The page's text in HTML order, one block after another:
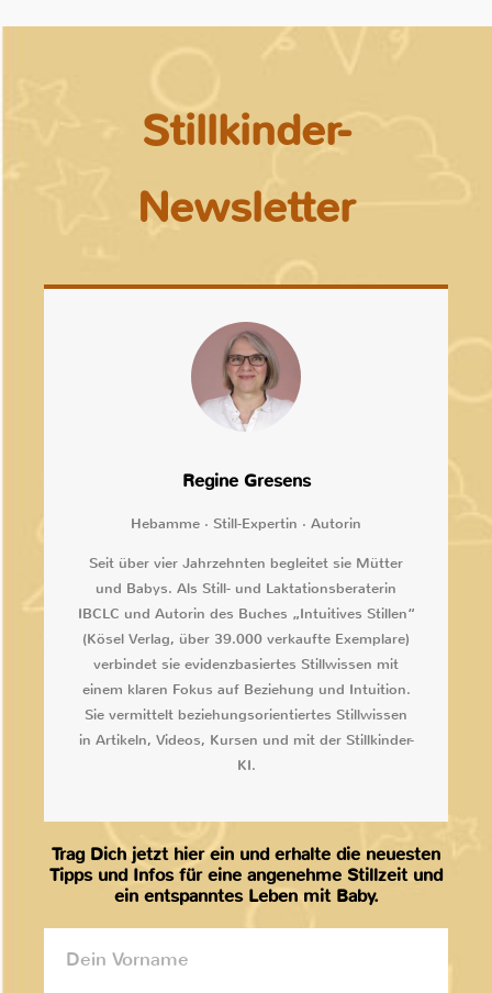
Stillkinder-
Newsletter
Regine Gresens
Hebamme · Still-Expertin · Autorin
Seit über vier Jahrzehnten begleitet sie Mütter
und Babys. Als Still- und Laktationsberaterin
IBCLC und Autorin des Buches „Intuitives Stillen“
(Kösel Verlag, über 39.000 verkaufte Exemplare)
verbindet sie evidenzbasiertes Stillwissen mit
einem klaren Fokus auf Beziehung und Intuition.
Sie vermittelt beziehungsorientiertes Stillwissen
in Artikeln, Videos, Kursen und mit der Stillkinder-
KI.
Trag Dich jetzt hier ein und erhalte die neuesten
Tipps und Infos für eine angenehme Stillzeit und
ein entspanntes Leben mit Baby.